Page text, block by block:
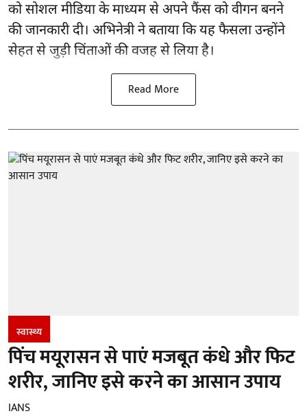
को सोशल मीडिया के माध्यम से अपने फैंस को वीगन बनने
की जानकारी दी। अभिनेत्री ने बताया कि यह फैसला उन्होंने
सेहत से जुड़ी चिंताओं की वजह से लिया है।
Read More
स्वास्थ्य
पिंच मयूरासन से पाएं मजबूत कंधे और फिट
शरीर, जानिए इसे करने का आसान उपाय
IANS